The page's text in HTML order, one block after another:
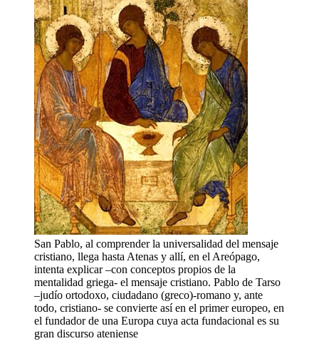
San Pablo, al comprender la universalidad del mensaje
cristiano, llega hasta Atenas y allí, en el Areópago,
intenta explicar –con conceptos propios de la
mentalidad griega- el mensaje cristiano. Pablo de Tarso
–judío ortodoxo, ciudadano (greco)-romano y, ante
todo, cristiano- se convierte así en el primer europeo, en
el fundador de una Europa cuya acta fundacional es su
gran discurso ateniense